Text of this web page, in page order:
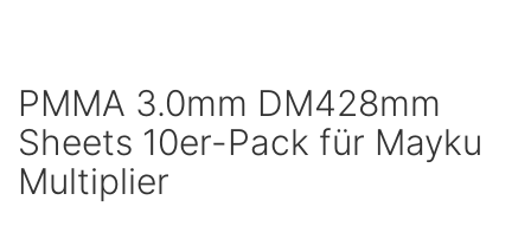
PMMA 3.0mm DM428mm
Sheets 10er-Pack für Mayku
Multiplier
Skip
to
the
beginning